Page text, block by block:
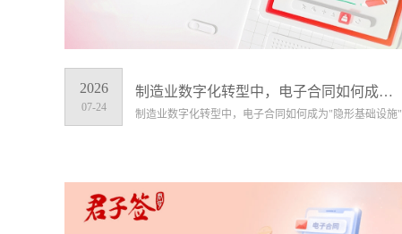
2026
07-24
制造业数字化转型中，电子合同如何成为"隐形基础设施"
制造业数字化转型中，电子合同如何成为"隐形基础设施"